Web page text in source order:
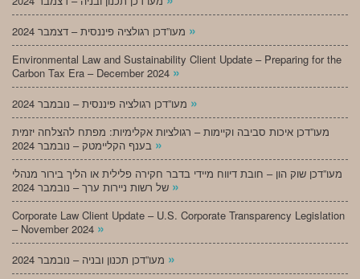
»
Environmental Law and Sustainability Client Update – Preparing for the
Carbon Tax Era – December 2024 »
»
מעו”דכן איכות סביבה וקיימות – רגולציות אקלימיות: מפתח להצלחה יזמית
»
מעו”דכן שוק הון – חובת דיווח מיידי בדבר חקירה פלילית או הליך בירור מנהלי
»
Corporate Law Client Update – U.S. Corporate Transparency Legislation
– November 2024 »
»